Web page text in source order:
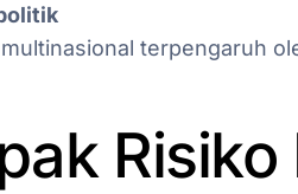
terpengaruh